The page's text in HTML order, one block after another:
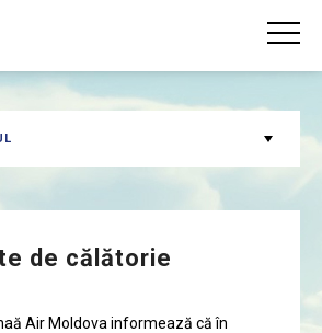
de călătorie
Air Moldova informează că în